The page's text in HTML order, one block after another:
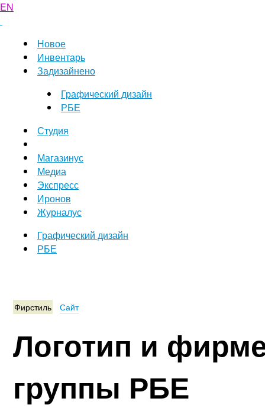
EN
Новое
Инвентарь
Задизайнено
Графический дизайн
РБЕ
Студия
Магазинус
Медиа
Экспресс
Иронов
Журналус
Графический дизайн
РБЕ
Фирстиль Сайт
Логотип и
группы РБЕ